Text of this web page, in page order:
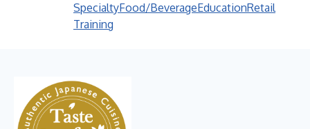
SpecialtyFood/BeverageEducationRetail
Training